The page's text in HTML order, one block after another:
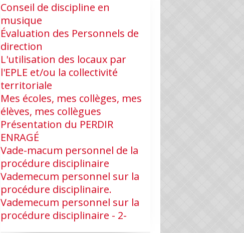
Conseil de discipline en
musique
Évaluation des Personnels de
direction
L'utilisation des locaux par
l'EPLE et/ou la collectivité
territoriale
Mes écoles, mes collèges, mes
élèves, mes collègues
Présentation du PERDIR
ENRAGÉ
Vade-macum personnel de la
procédure disciplinaire
Vademecum personnel sur la
procédure disciplinaire.
Vademecum personnel sur la
procédure disciplinaire - 2-